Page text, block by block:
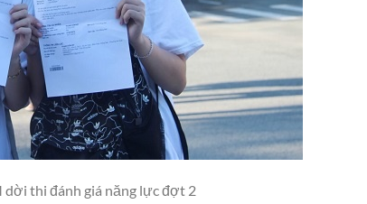
dời thi đánh giá năng lực đợt 2